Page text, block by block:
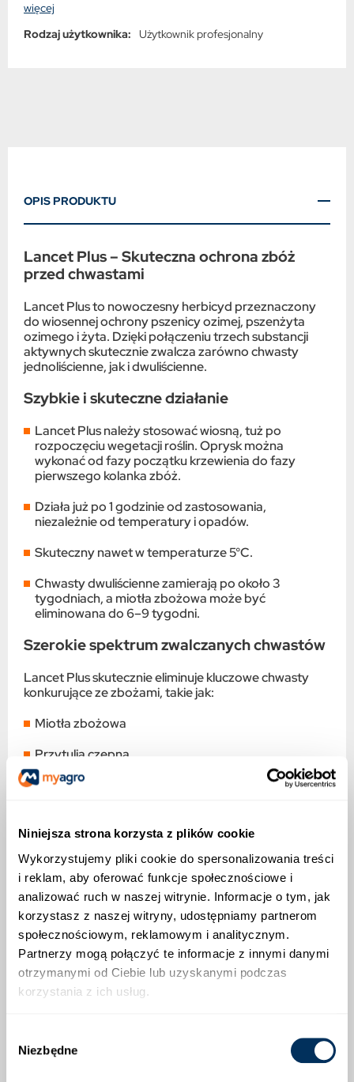
Niniejsza strona korzysta z plików cookie
Wykorzystujemy pliki cookie do spersonalizowania treści
i reklam, aby oferować funkcje społecznościowe i
analizować ruch w naszej witrynie. Informacje o tym, jak
korzystasz z naszej witryny, udostępniamy partnerom
społecznościowym, reklamowym i analitycznym.
Partnerzy mogą połączyć te informacje z innymi danymi
otrzymanymi od Ciebie lub uzyskanymi podczas
korzystania z ich usług.
zgody
Niezbędne
purpurowa, Jasnota różowa, Komosa biała, Mak polny, Maruna
Niezapominajka polna, Poziewnik szorstki, Przetacznik
więcej
Rodzaj użytkownika:
Użytkownik profesjonalny
OPIS PRODUKTU
Lancet Plus – Skuteczna ochrona zbóż
przed chwastami
Lancet Plus to nowoczesny herbicyd przeznaczony
do wiosennej ochrony pszenicy ozimej, pszenżyta
ozimego i żyta. Dzięki połączeniu trzech substancji
aktywnych skutecznie zwalcza zarówno chwasty
jednoliścienne, jak i dwuliścienne.
Szybkie i skuteczne działanie
Lancet Plus należy stosować wiosną, tuż po
rozpoczęciu wegetacji roślin. Oprysk można
wykonać od fazy początku krzewienia do fazy
pierwszego kolanka zbóż.
Działa już po 1 godzinie od zastosowania,
niezależnie od temperatury i opadów.
Skuteczny nawet w temperaturze 5°C.
Chwasty dwuliścienne zamierają po około 3
tygodniach, a miotła zbożowa może być
eliminowana do 6–9 tygodni.
Szerokie spektrum zwalczanych chwastów
Lancet Plus skutecznie eliminuje kluczowe chwasty
konkurujące ze zbożami, takie jak:
Miotła zbożowa
Przytulia czepna
Chaber bławatek
Ostrożeń polny
Rdesty (powojowy, plamisty)
Gwiazdnica pospolita
Komosa biała
Fiołek polny
Przetaczniki